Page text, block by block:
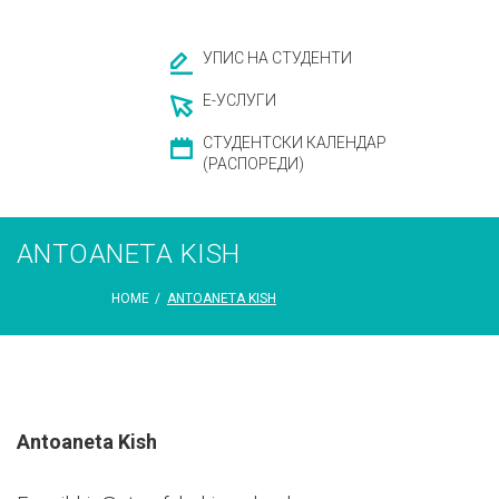
УПИС НА СТУДЕНТИ
Е-УСЛУГИ
СТУДЕНТСКИ КАЛЕНДАР
(РАСПОРЕДИ)
ANTOANETA KISH
HOME / ANTOANETA KISH
Antoaneta Kish